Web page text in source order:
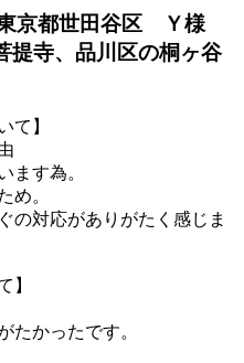
京都世田谷区 Ｙ様
提寺、品川区の桐ヶ谷
て】
ます為。
め。
の対応がありがたく感じま
】
かったです。